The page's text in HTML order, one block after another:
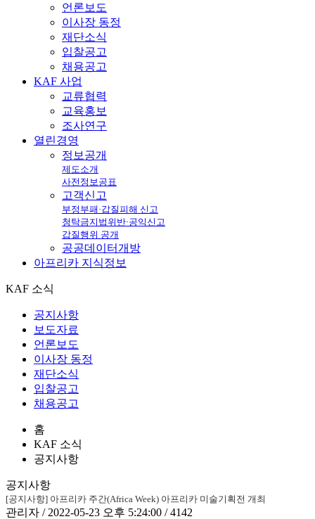
언론보도
이사장 동정
재단소식
입찰공고
채용공고
KAF 사업
교류협력
교육홍보
조사연구
열린경영
정보공개
제도소개
사전정보공표
고객신고
부정부패·갑질피해 신고
청탁금지법위반·공익신고
갑질행위 공개
공공데이터개방
아프리카 지식정보
KAF 소식
공지사항
보도자료
언론보도
이사장 동정
재단소식
입찰공고
채용공고
홈
KAF 소식
공지사항
공지사항
[공지사항] 아프리카 주간(Africa Week) 아프리카 미술기획전 개최
관리자 / 2022-05-23 오후 5:24:00 / 4142